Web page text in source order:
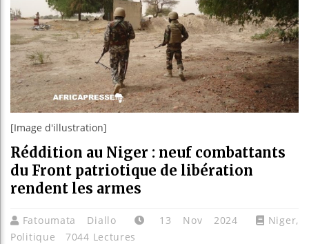
Bénin :
[Image d'illustration]
Réddition au Niger : neuf combattants
du Front patriotique de libération
rendent les armes
Fatoumata Diallo 13 Nov 2024 Niger,
Politique
7044 Lectures